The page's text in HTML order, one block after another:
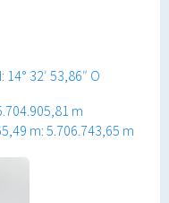
14° 32′ 53,86″ O
m
m: 5.706.743,65 m